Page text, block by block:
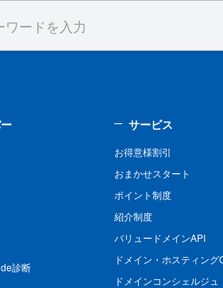
診断
サービス
お得意様割引
おまかせスタート
ポイント制度
紹介制度
バリュードメインAPI
ドメイン・ホスティング
ドメインコンシェルジュ